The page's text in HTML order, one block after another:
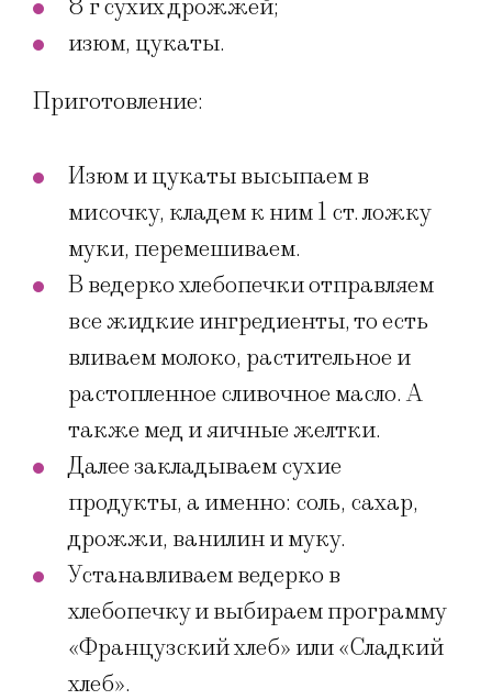
8 г сухих дрожжей;
изюм, цукаты.
Приготовление:
Изюм и цукаты высыпаем в
мисочку, кладем к ним 1 ст. ложку
муки, перемешиваем.
В ведерко хлебопечки отправляем
все жидкие ингредиенты, то есть
вливаем молоко, растительное и
растопленное сливочное масло. А
также мед и яичные желтки.
Далее закладываем сухие
продукты, а именно: соль, сахар,
дрожжи, ванилин и муку.
Устанавливаем ведерко в
хлебопечку и выбираем программу
«Французский хлеб» или «Сладкий
хлеб».